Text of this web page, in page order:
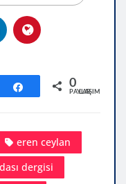
Paylaş 0
PAYLAŞIMLAR
eren ceylan
dergisi